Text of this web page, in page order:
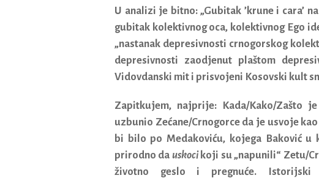
U analizi je bitno: „Gubitak ’krune i cara’
gubitak kolektivnog oca, kolektivnog Ego
„nastanak depresivnosti crnogorskog
depresivnosti zaodjenut plaštom
Vidovdanski mit i prisvojeni Kosovski kult
Zapitkujem, najprije: Kada/Kako/Zašto
uzbunio Zećane/Crnogorce da je usvoje
bi bilo po Medakoviću, kojega Baković
prirodno da uskocikoji su „napunili“ Zetu/
životno geslo i pregnuće.